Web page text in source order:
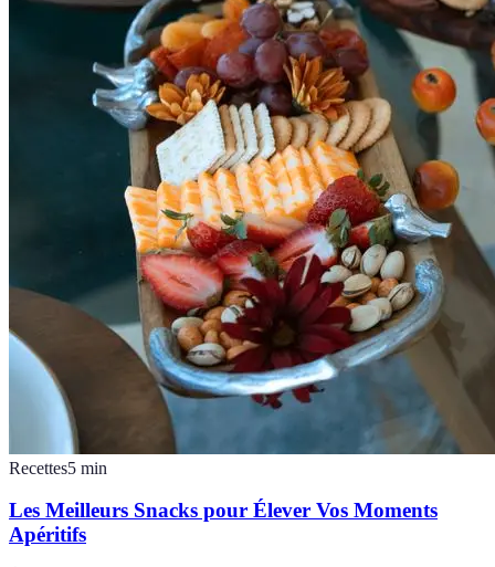
Recettes5 min
Les Meilleurs Snacks pour Élever Vos Moments
Apéritifs